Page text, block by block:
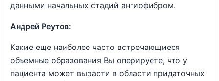
данными начальных стадий ангиофибром.
Андрей Реутов:
Какие еще наиболее часто встречающиеся
объемные образования Вы оперируете, что у
пациента может вырасти в области придаточных